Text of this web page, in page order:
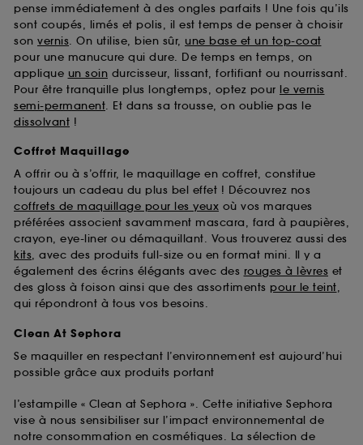
pense immédiatement à des ongles parfaits ! Une fois qu’ils
sont coupés, limés et polis, il est temps de penser à choisir
son vernis. On utilise, bien sûr, une base et un top-coat
pour une manucure qui dure. De temps en temps, on
applique un soin durcisseur, lissant, fortifiant ou nourrissant.
Pour être tranquille plus longtemps, optez pour le vernis
semi-permanent. Et dans sa trousse, on oublie pas le
dissolvant !
Coffret Maquillage
A offrir ou à s’offrir, le maquillage en coffret, constitue
toujours un cadeau du plus bel effet ! Découvrez nos
coffrets de maquillage pour les yeux où vos marques
préférées associent savamment mascara, fard à paupières,
crayon, eye-liner ou démaquillant. Vous trouverez aussi des
kits, avec des produits full-size ou en format mini. Il y a
également des écrins élégants avec des rouges à lèvres et
des gloss à foison ainsi que des assortiments pour le teint,
qui répondront à tous vos besoins.
Clean At Sephora
Se maquiller en respectant l’environnement est aujourd’hui
possible grâce aux produits portant
l’estampille « Clean at Sephora ». Cette initiative Sephora
vise à nous sensibiliser sur l’impact environnemental de
notre consommation en cosmétiques. La sélection de